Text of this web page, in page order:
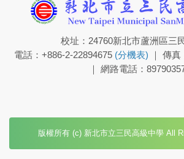
校址：24760新北市蘆洲區三
電話：+886-2-22894675 (分機表) ｜ 傳
｜ 網路電話：
版權所有 (c) 新北市立三民高級中學 All